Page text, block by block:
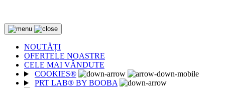
NOUTĂȚI
OFERTELE NOASTRE
CELE MAI VÂNDUTE
COOKIES®
PRT LAB® BY BOOBA